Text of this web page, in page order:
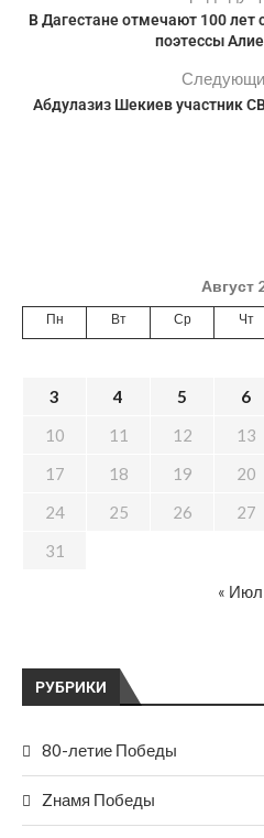
В Дагестане отмечают 100 лет
поэтессы
Абдулазиз Шекиев участник
РУБРИКИ
80-летие Победы
Zнамя Победы
Август
Пн Вт Ср Чт
3
4 5 6
10
11 12 13
17
18 19 20
24
25 26 27
31
« Июл